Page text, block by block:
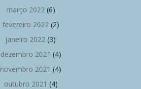
março 2022 (6)
fevereiro 2022 (2)
janeiro 2022 (3)
dezembro 2021 (4)
novembro 2021 (4)
outubro 2021 (4)